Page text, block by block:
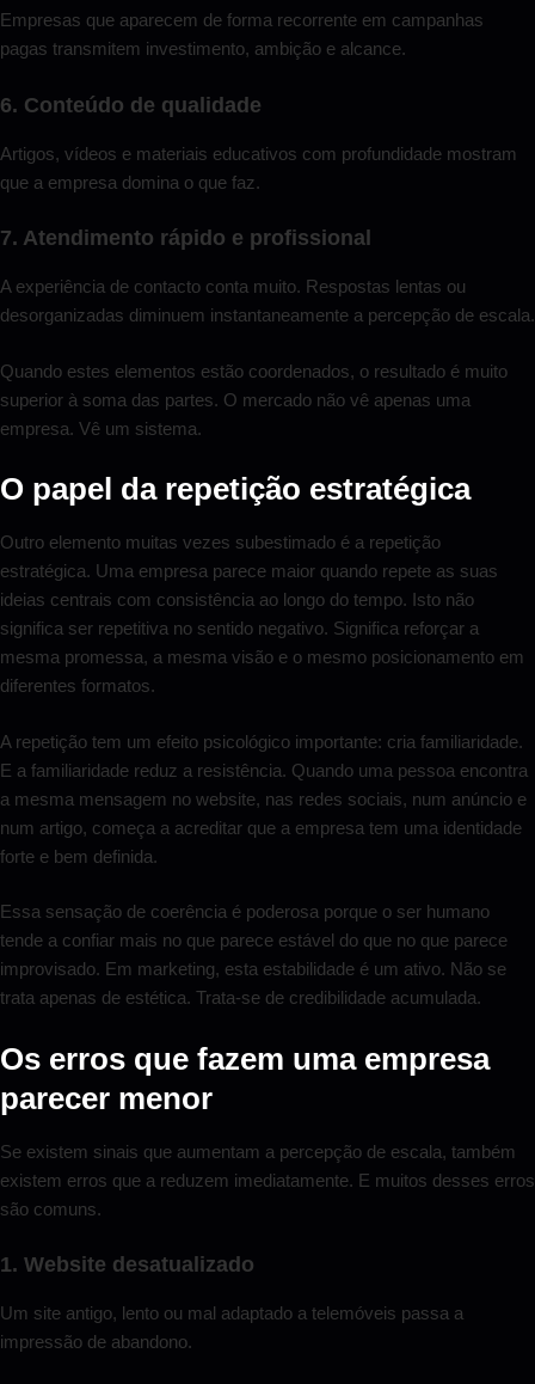
Empresas que aparecem de forma recorrente em campanhas
pagas transmitem investimento, ambição e alcance.
6. Conteúdo de qualidade
Artigos, vídeos e materiais educativos com profundidade mostram
que a empresa domina o que faz.
7. Atendimento rápido e profissional
A experiência de contacto conta muito. Respostas lentas ou
desorganizadas diminuem instantaneamente a percepção de escala.
Quando estes elementos estão coordenados, o resultado é muito
superior à soma das partes. O mercado não vê apenas uma
empresa. Vê um sistema.
O papel da repetição estratégica
Outro elemento muitas vezes subestimado é a repetição
estratégica. Uma empresa parece maior quando repete as suas
ideias centrais com consistência ao longo do tempo. Isto não
significa ser repetitiva no sentido negativo. Significa reforçar a
mesma promessa, a mesma visão e o mesmo posicionamento em
diferentes formatos.
A repetição tem um efeito psicológico importante: cria familiaridade.
E a familiaridade reduz a resistência. Quando uma pessoa encontra
a mesma mensagem no website, nas redes sociais, num anúncio e
num artigo, começa a acreditar que a empresa tem uma identidade
forte e bem definida.
Essa sensação de coerência é poderosa porque o ser humano
tende a confiar mais no que parece estável do que no que parece
improvisado. Em marketing, esta estabilidade é um ativo. Não se
trata apenas de estética. Trata-se de credibilidade acumulada.
Os erros que fazem uma empresa
parecer menor
Se existem sinais que aumentam a percepção de escala, também
existem erros que a reduzem imediatamente. E muitos desses erros
são comuns.
1. Website desatualizado
Um site antigo, lento ou mal adaptado a telemóveis passa a
impressão de abandono.